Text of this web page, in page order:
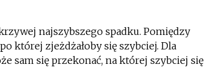
najszybszego spadku. Pomiędzy
której zjeżdżałoby się szybciej. Dla
sam się przekonać, na której szybciej się